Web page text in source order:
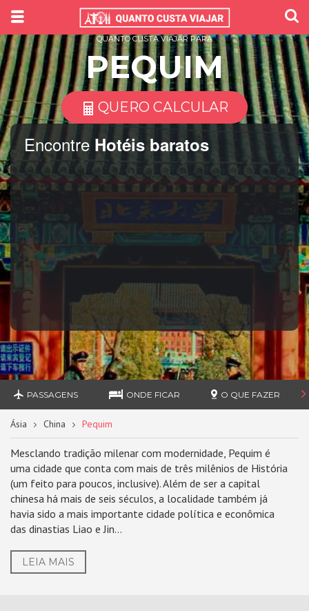
Encontre Hotéis baratos
QUANTO CUSTA VIAJAR PARA
PEQUIM
QUERO CALCULAR
PASSAGENS ONDE FICAR O QUE FAZER
Ásia China Pequim
Mesclando tradição milenar com modernidade, Pequim é
uma cidade que conta com mais de três milênios de História
(um feito para poucos, inclusive). Além de ser a capital
chinesa há mais de seis séculos, a localidade também já
havia sido a mais importante cidade política e econômica
das dinastias Liao e Jin...
LEIA MAIS